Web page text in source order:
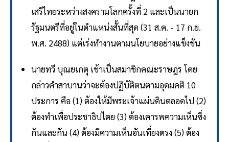
เสรีไทยระหว่างสงครามโลกครั้งที่ 2 และเป็นนายก
รัฐมนตรีที่อยู่ในตำแหน่งสั้นที่สุด (31 ส.ค. - 17 ก.ย.
พ.ศ. 2488) แต่เร่งทำงานตามนโยบายอย่างแข็งขัน
นายทวี บุณยเกตุ เข้าเป็นสมาชิกคณะราษฎร โดย
กล่าวคำสาบานว่าจะต้องปฏิบัติตนตามอุดมคติ 10
ประการ คือ (1) ต้องให้มีพระเจ้าแผ่นดินตลอดไป (2)
ต้องทำเพื่อประชาธิปไตย (3) ต้องเคารพความเห็นซึ่ง
กันและกัน (4) ต้องมีความเห็นอันเที่ยงตรง (5) ต้อง